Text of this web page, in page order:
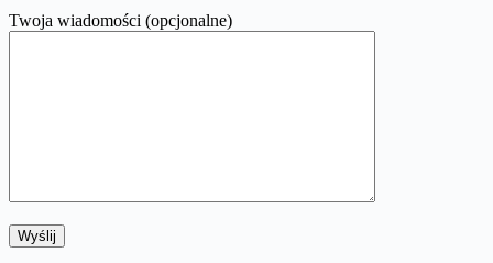
Twoja wiadomości (opcjonalne)